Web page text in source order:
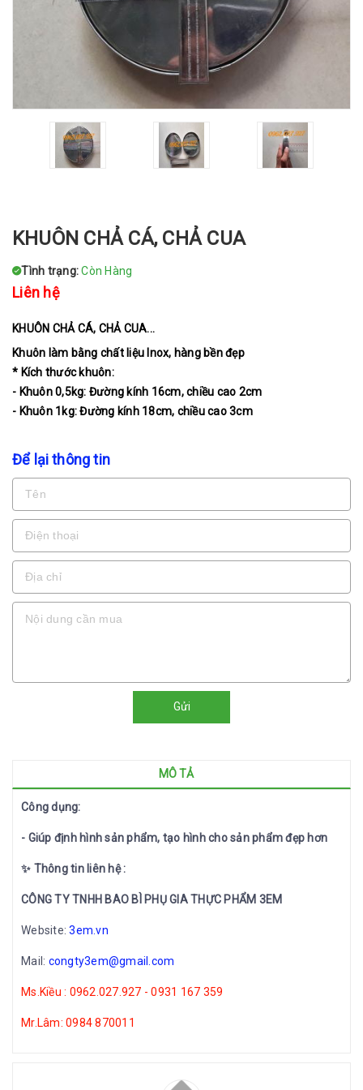
KHUÔN CHẢ CÁ, CHẢ CUA
Tình trạng:Còn Hàng
Liên hệ
KHUÔN CHẢ CÁ, CHẢ CUA...
Khuôn làm bằng chất liệu Inox, hàng bền đẹp
* Kích thước khuôn:
- Khuôn 0,5kg: Đường kính 16cm, chiều cao 2cm
- Khuôn 1kg: Đường kính 18cm, chiều cao 3cm
Để lại thông tin
Gửi
MÔ TẢ
Công dụng:
- Giúp định hình sản phẩm, tạo hình cho sản phẩm đẹp hơn
✨ Thông tin liên hệ :
CÔNG TY TNHH BAO BÌ PHỤ GIA THỰC PHẨM 3EM
Website:3em.vn
Mail: congty3em@gmail.com
Ms.Kiều : 0962.027.927 - 0931 167 359
Mr.Lâm: 0984 870011